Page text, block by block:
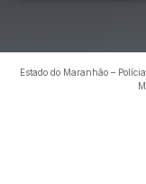
Estado do Maranhão –